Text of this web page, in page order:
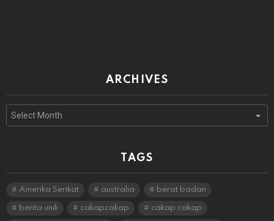
ARCHIVES
Archives
TAGS
Amerika Serikat australia berat badan
berita unik cakapcakap cakap cakap